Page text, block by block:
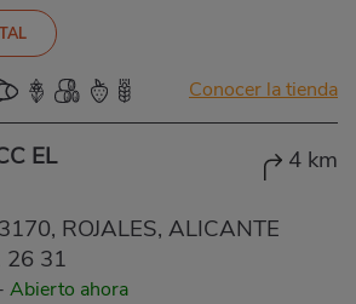
Conocer la tienda
EL
4 km
ROJALES, ALICANTE
26 31
Abierto ahora